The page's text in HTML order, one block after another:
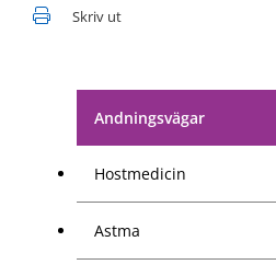
Andningsvägar
Hostmedicin
Astma
Skriv ut